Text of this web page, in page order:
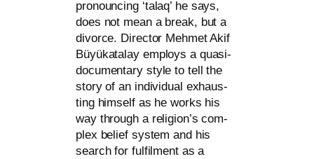
pro­no­un­cing ‘talaq’ he says,
does not mean a break, but a
divorce. Director Mehmet Akif
Büyükatalay employs a qua­si-
docu­men­ta­ry style to tell the
sto­ry of an indi­vi­du­al exhaus­
ting hims­elf as he works his
way through a religion’s com­
plex belief sys­tem and his
search for ful­film­ent as a